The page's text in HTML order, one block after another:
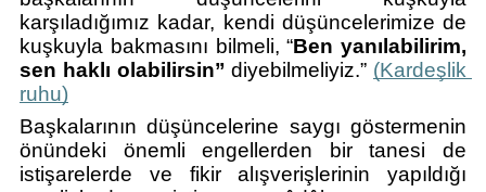
karşıladığımız kadar, kendi düşüncelerimize de
kuşkuyla bakmasını bilmeli, “Ben yanılabilirim,
sen haklı olabilirsin” diyebilmeliyiz.” (Kardeşlik
ruhu)
Başkalarının düşüncelerine saygı göstermenin
önündeki önemli engellerden bir tanesi de
istişarelerde ve fikir alışverişlerinin yapıldığı